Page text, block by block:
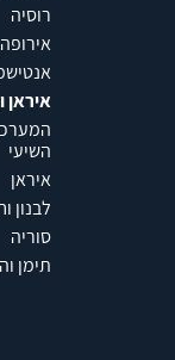
רוסיה
אירופה
איראן
השיעי
איראן
לבנון
סוריה
תימן